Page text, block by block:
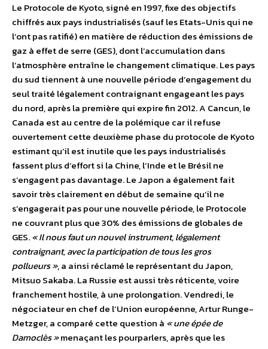
Le Protocole de Kyoto, signé en 1997, fixe des objectifs
chiffrés aux pays industrialisés (sauf les Etats-Unis qui ne
l’ont pas ratifié) en matière de réduction des émissions de
gaz à effet de serre (GES), dont l’accumulation dans
l’atmosphère entraîne le changement climatique. Les pays
du sud tiennent à une nouvelle période d’engagement du
seul traité légalement contraignant engageant les pays
du nord, après la première qui expire fin 2012. A Cancun, le
Canada est au centre de la polémique car il refuse
ouvertement cette deuxième phase du protocole de Kyoto
estimant qu’il est inutile que les pays industrialisés
fassent plus d’effort si la Chine, l’Inde et le Brésil ne
s’engagent pas davantage. Le Japon a également fait
savoir très clairement en début de semaine qu’il ne
s’engagerait pas pour une nouvelle période, le Protocole
ne couvrant plus que 30% des émissions de globales de
GES.« Il nous faut un nouvel instrument, légalement
contraignant, avec la participation de tous les gros
pollueurs », a ainsi réclamé le représentant du Japon,
Mitsuo Sakaba. La Russie est aussi très réticente, voire
franchement hostile, à une prolongation. Vendredi, le
négociateur en chef de l’Union européenne, Artur Runge-
Metzger, a comparé cette question à « une épée de
Damoclès »menaçant les pourparlers, après que les